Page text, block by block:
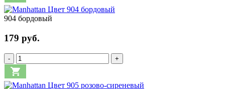
904 бордовый
179 руб.
- +